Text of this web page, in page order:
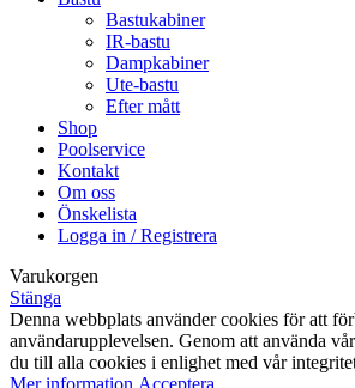
Bastukabiner
IR-bastu
Dampkabiner
Ute-bastu
Efter mått
Shop
Poolservice
Kontakt
Om oss
Önskelista
Logga in / Registrera
Varukorgen
Stänga
Denna webbplats använder cookies för att
användarupplevelsen. Genom att använda
du till alla cookies i enlighet med vår
Mer